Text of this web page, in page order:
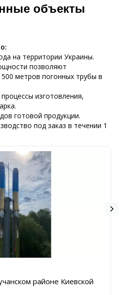
объекты
на территории Украины.
позволяют
метров погонных трубы в
изготовления,
готовой продукции.
под заказ в течении 1
районе Киевской